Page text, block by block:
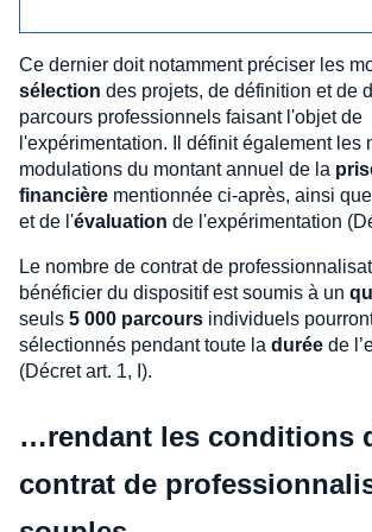
Ce dernier doit notamment préciser les
sélection des projets, de définition et de
parcours professionnels faisant l'objet de
l'expérimentation. Il définit également les
modulations du montant annuel de la
financière mentionnée ci-après, ainsi
et de l'évaluation de l'expérimentation
Le nombre de contrat de
bénéficier du dispositif est soumis à un
seuls 5 000 parcours individuels
sélectionnés pendant toute la durée de
(Décret art. 1, I).
…rendant les conditions
contrat de